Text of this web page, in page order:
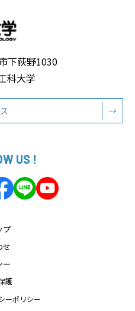
下荻野1030
科大学
→
US !
プ
せ
ー
護
ーポリシー